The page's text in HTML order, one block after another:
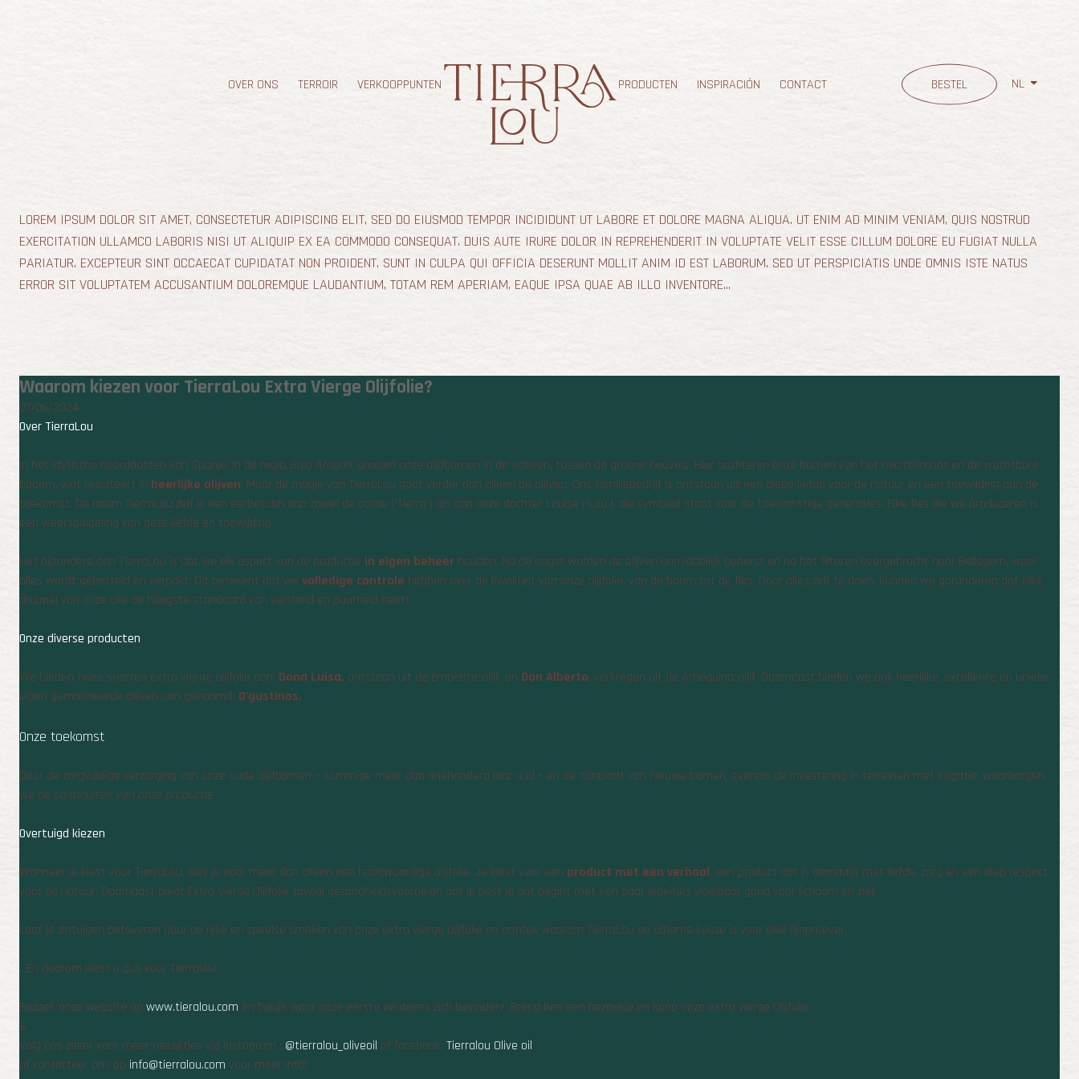
OVER ONS TERROIR VERKOOPPUNTEN PRODUCTEN INSPIRACIÓN CONTACT BESTEL NL
LOREM IPSUM DOLOR SIT AMET, CONSECTETUR ADIPISCING ELIT, SED DO EIUSMOD TEMPOR INCIDIDUNT UT LABORE ET DOLORE MAGNA ALIQUA. UT ENIM AD MINIM VENIAM, QUIS NOSTRUD
EXERCITATION ULLAMCO LABORIS NISI UT ALIQUIP EX EA COMMODO CONSEQUAT. DUIS AUTE IRURE DOLOR IN REPREHENDERIT IN VOLUPTATE VELIT ESSE CILLUM DOLORE EU FUGIAT NULLA
PARIATUR. EXCEPTEUR SINT OCCAECAT CUPIDATAT NON PROIDENT, SUNT IN CULPA QUI OFFICIA DESERUNT MOLLIT ANIM ID EST LABORUM. SED UT PERSPICIATIS UNDE OMNIS ISTE NATUS
ERROR SIT VOLUPTATEM ACCUSANTIUM DOLOREMQUE LAUDANTIUM, TOTAM REM APERIAM, EAQUE IPSA QUAE AB ILLO INVENTORE...
Waarom kiezen voor TierraLou Extra Vierge Olijfolie?
07/06/2024
Over TierraLou
In het idyllische noordoosten van Spanje, in de regio Bajo Aragón, groeien onze olijfbomen in de valleien, tussen de groene heuvels. Hier profiteren onze bomen van het microklimaat en de vruchtbare
bodem, wat resulteert in heerlijke olijven. Maar de magie van TierraLou gaat verder dan alleen de olijven. Ons familiebedrijf is ontstaan uit een diepe liefde voor de natuur en een toewijding aan de
toekomst. De naam TierraLou zelf is een eerbetoon aan zowel de aarde (‘Tierra’) als aan onze dochter Louise (‘Lou’), die symbool staat voor de toekomstige generaties. Elke fles die we produceren is
een weerspiegeling van deze liefde en toewijding.
Het bijzondere aan TierraLou is dat we elk aspect van de productie in eigen beheer houden. Na de oogst worden de olijven onmiddellijk geperst en na het filteren overgebracht naar Bellegem, waar
alles wordt gebotteld en verpakt. Dit betekent dat we volledige controle hebben over de kwaliteit van onze olijfolie, van de boom tot de fles. Door alles zelf te doen, kunnen we garanderen dat elke
druppel van onze olie de hoogste standaard van versheid en puurheid heeft.
Onze diverse producten
We bieden twee soorten extra vierge olijfolie aan: Dona Luisa, ontstaan uit de Empeltre-olijf, en Don Alberto, verkregen uit de Arbequina-olijf. Daarnaast bieden we ook heerlijke, excellente en unieke
eigen gemarineerde olijven aan genaamd: O'gustinos.
Onze toekomst
Door de zorgvuldige verzorging van onze oude olijfbomen – sommige meer dan driehonderd jaar oud – en de aanplant van nieuwe bomen, evenals de investering in terreinen met irrigatie, waarborgen
we de continuïteit van onze productie.
Overtuigd kiezen
Wanneer je kiest voor TierraLou, kies je voor meer dan alleen een hoogwaardige olijfolie. Je kiest voor een product met een verhaal, een product dat is gemaakt met liefde, zorg en een diep respect
voor de natuur. Daarnaast biedt Extra Vierge Olijfolie zoveel gezondheidsvoordelen dat je best je dat begint met een paar lepeltjes vloeibaar goud voor lichaam en ziel!
Laat je zintuigen betoveren door de rijke en speelse smaken van onze extra vierge olijfolie en ontdek waarom TierraLou de ultieme keuze is voor elke fijnproever.
...En daarom kiest u dus voor Tierralou!
Bezoek onze website op www.tieralou.com en bekijk waar onze eerste verdelers zich bevinden! Breng hen een bezoekje en koop onze extra vierge Olijfolie.
&
Volg ons zeker voor meer nieuwtjes via instagram : @tierralou_oliveoil of facebook: Tierralou Olive oil
of contacteer ons op info@tierralou.com voor meer info!